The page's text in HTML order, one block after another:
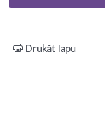
Drukāt lapu